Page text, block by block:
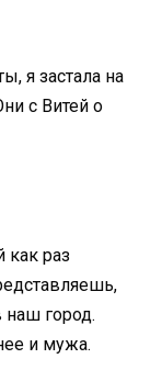
я застала на
с Витей о
как раз
наш город.
и мужа.